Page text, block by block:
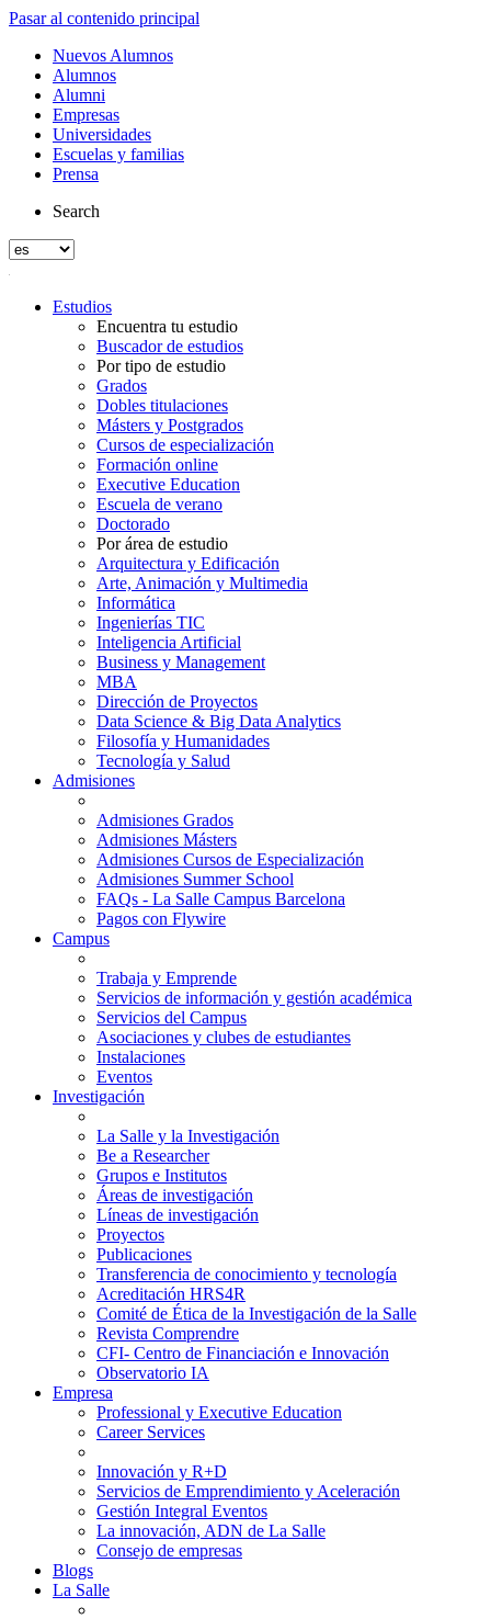
Pasar al contenido principal
Nuevos Alumnos
Alumnos
Alumni
Empresas
Universidades
Escuelas y familias
Prensa
Search
Estudios
Encuentra tu estudio
Buscador de estudios
Por tipo de estudio
Grados
Dobles titulaciones
Másters y Postgrados
Cursos de especialización
Formación online
Executive Education
Escuela de verano
Doctorado
Por área de estudio
Arquitectura y Edificación
Arte, Animación y Multimedia
Informática
Ingenierías TIC
Inteligencia Artificial
Business y Management
MBA
Dirección de Proyectos
Data Science & Big Data Analytics
Filosofía y Humanidades
Tecnología y Salud
Admisiones
Admisiones Grados
Admisiones Másters
Admisiones Cursos de Especialización
Admisiones Summer School
FAQs - La Salle Campus Barcelona
Pagos con Flywire
Campus
Trabaja y Emprende
Servicios de información y gestión académica
Servicios del Campus
Asociaciones y clubes de estudiantes
Instalaciones
Eventos
Investigación
La Salle y la Investigación
Be a Researcher
Grupos e Institutos
Áreas de investigación
Líneas de investigación
Proyectos
Publicaciones
Transferencia de conocimiento y tecnología
Acreditación HRS4R
Comité de Ética de la Investigación de la Salle
Revista Comprendre
CFI- Centro de Financiación e Innovación
Observatorio IA
Empresa
Professional y Executive Education
Career Services
Innovación y R+D
Servicios de Emprendimiento y Aceleración
Gestión Integral Eventos
La innovación, ADN de La Salle
Consejo de empresas
Blogs
La Salle